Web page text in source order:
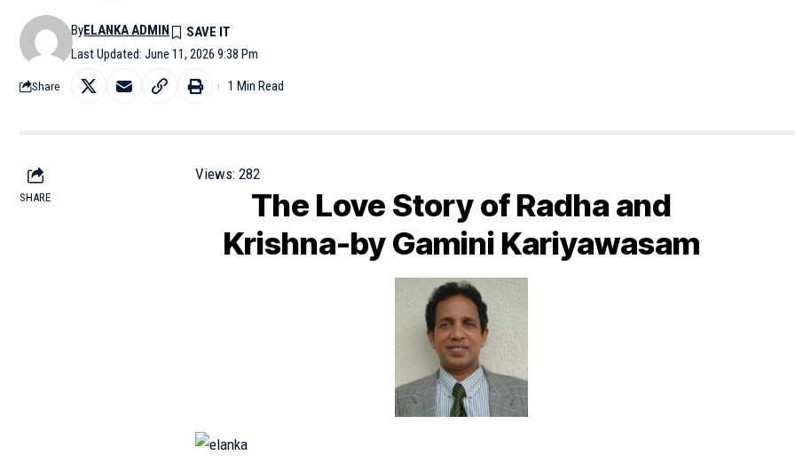
Last Updated: June 11, 2026 9:38 Pm
ByELANKA ADMIN
Share 1 Min Read
SHARE
Views: 282
The Love Story of Radha and
Krishna-by Gamini Kariyawasam